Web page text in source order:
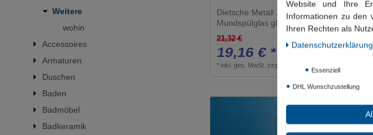
Weitere
wohin
Accessoires
Armaturen
Duschen
Baden
Badmöbel
Badkeramik
Dietsche Metall Zubehör
Mundspülglas glasklar, 122801
21,32 €
19,16 € *
* inkl. ges. MwSt. zzgl.
Website und Ihre
Informationen zu den
Ihren Rechten als
Daten­schutz­erklärung
Essenziell
DHL Wunschzustellung